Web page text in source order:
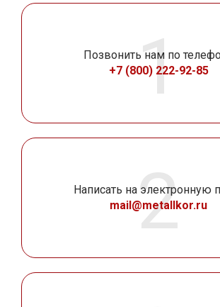
Позвонить нам по
+7 (800) 222-92-85
Написать на электронную
mail@metallkor.ru